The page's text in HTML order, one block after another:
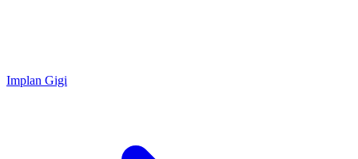
Implan Gigi